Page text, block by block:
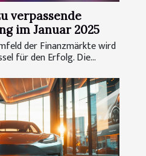
verpassende
im Januar 2025
der Finanzmärkte wird
für den Erfolg. Die...